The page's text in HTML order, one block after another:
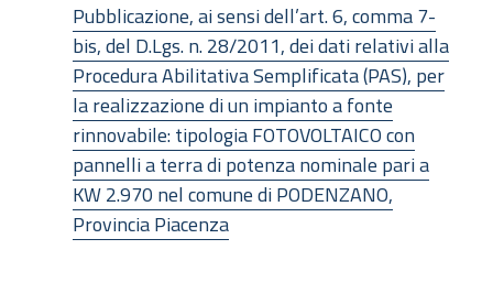
Pubblicazione, ai sensi dell’art. 6, comma 7-
bis, del D.Lgs. n. 28/2011, dei dati relativi alla
Procedura Abilitativa Semplificata (PAS), per
la realizzazione di un impianto a fonte
rinnovabile: tipologia FOTOVOLTAICO con
pannelli a terra di potenza nominale pari a
KW 2.970 nel comune di PODENZANO,
Provincia Piacenza